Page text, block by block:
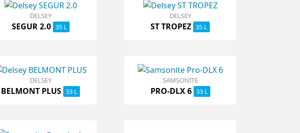
DELSEY
SEGUR 2.0 35 L
DELSEY
ST TROPEZ 35 L
DELSEY
BELMONT PLUS 33 L
SAMSONITE
PRO-DLX 6 33 L